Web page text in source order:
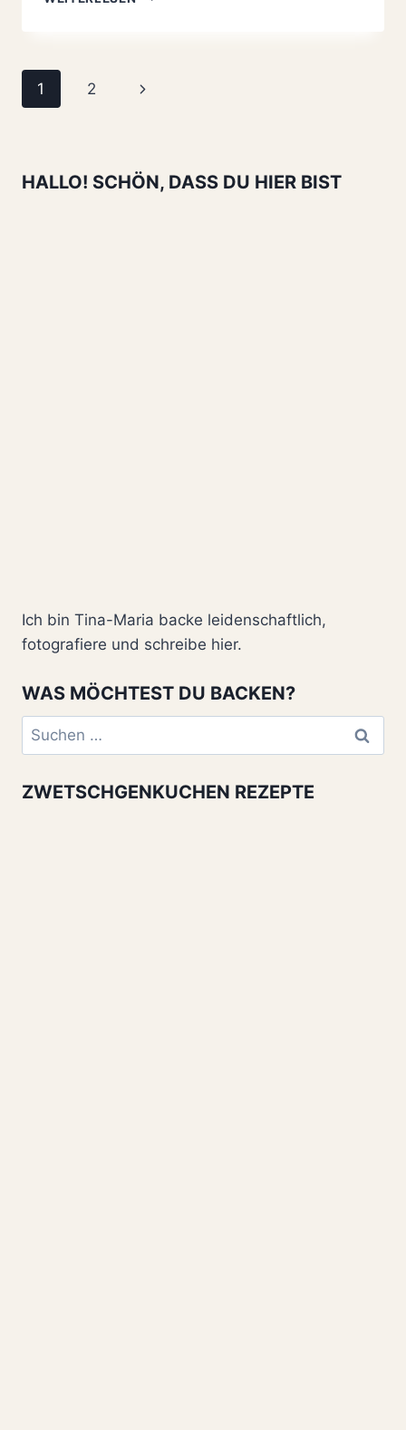
Seitennavigation
1 2
Nächste
HALLO! SCHÖN, DASS DU HIER BIST
Ich bin Tina-Maria backe leidenschaftlich,
fotografiere und schreibe hier.
WAS MÖCHTEST DU BACKEN?
Suchen
nach:
ZWETSCHGENKUCHEN REZEPTE